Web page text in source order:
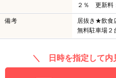
２％ 更新料
備考
居抜き★飲食
無料駐車場２
＼ 日時を指定して